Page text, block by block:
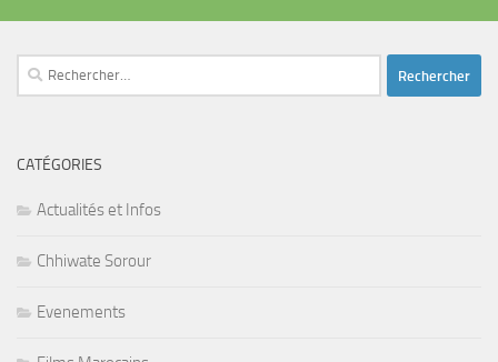
Rechercher :
CATÉGORIES
Actualités et Infos
Chhiwate Sorour
Evenements